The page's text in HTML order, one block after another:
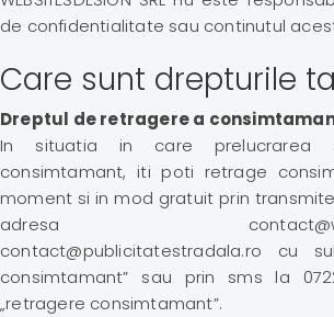
de confidentialitate sau continutul
Care sunt drepturile
Dreptul de retragere a
In situatia in care prelucrarea
consimtamant, iti poti retrage
moment si in mod gratuit prin
adresa
contact@publicitatestradala.ro cu
consimtamant” sau prin sms la
„retragere consimtamant”.